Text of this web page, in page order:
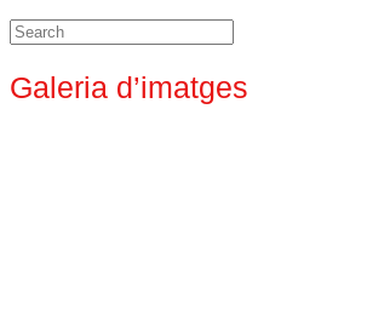
Search
for:
Galeria d’imatges